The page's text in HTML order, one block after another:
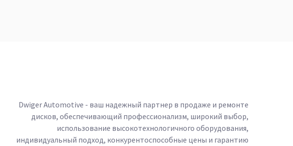
Dwiger Automotive - ваш надежный партнер в продаже и ремонте
дисков, обеспечивающий профессионализм, широкий выбор,
использование высокотехнологичного оборудования,
индивидуальный подход, конкурентоспособные цены и гарантию